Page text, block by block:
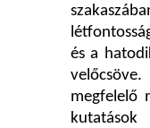
és a
megfelelő